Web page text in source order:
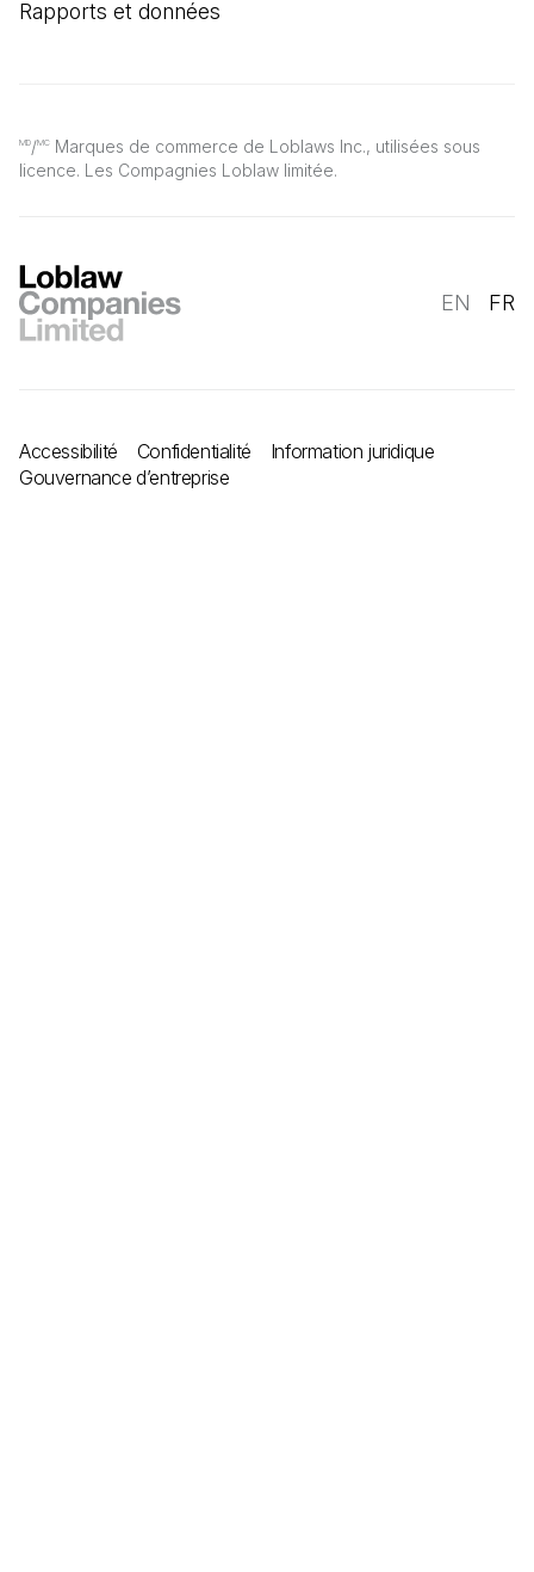
MD/MC Marques de commerce de Loblaws Inc., utilisées sous
licence. Les Compagnies Loblaw limitée.
Rapports et données
EN FR
Accessibilité Confidentialité
Information juridique
Gouvernance d’entreprise